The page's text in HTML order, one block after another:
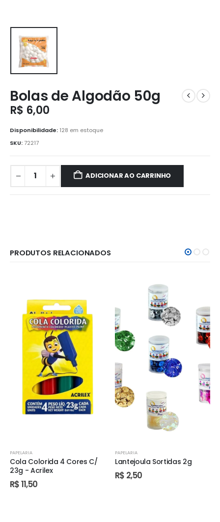
Bolas de Algodão 50g
R$ 6,00
Disponibilidade: 128 em estoque
SKU:72217
ADICIONAR AO CARRINHO
PRODUTOS RELACIONADOS
PAPELARIA
Cola Colorida 4 Cores C/
23g - Acrilex
R$11,50
PAPELARIA
Lantejoula Sortidas 2g
R$ 2,50